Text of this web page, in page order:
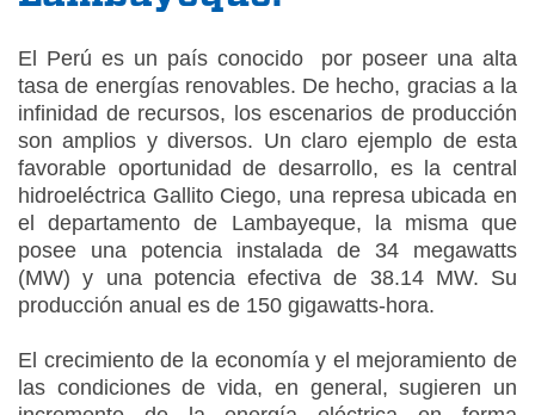
El Perú es un país conocido por poseer una alta
tasa de energías renovables. De hecho, gracias a la
infinidad de recursos, los escenarios de producción
son amplios y diversos. Un claro ejemplo de esta
favorable oportunidad de desarrollo, es la central
hidroeléctrica Gallito Ciego, una represa ubicada en
el departamento de Lambayeque, la misma que
posee una potencia instalada de 34 megawatts
(MW) y una potencia efectiva de 38.14 MW. Su
producción anual es de 150 gigawatts-hora.
El crecimiento de la economía y el mejoramiento de
las condiciones de vida, en general, sugieren un